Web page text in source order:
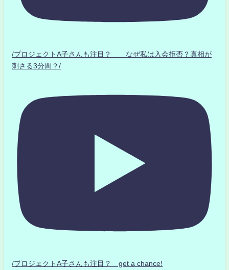
/プロジェクトA子さんも注目？ なぜ私は入会拒否？真相が
刺さる3分間？/
/プロジェクトA子さんも注目？ get a chance!